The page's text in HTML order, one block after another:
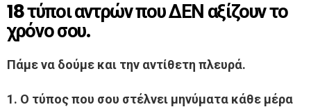
18 τύποι αντρών που ΔΕΝ αξίζουν το
χρόνο σου.
Πάμε να δούμε και την αντίθετη πλευρά.
1. Ο τύπος που σου στέλνει μηνύματα κάθε μέρα